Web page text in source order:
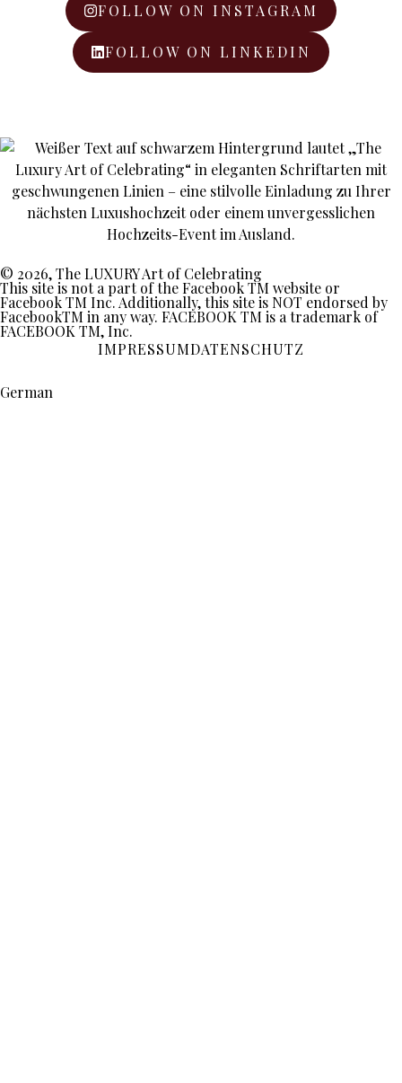
FOLLOW ON INSTAGRAM
FOLLOW ON LINKEDIN
© 2026, The LUXURY Art of Celebrating
This site is not a part of the Facebook TM website or
Facebook TM Inc. Additionally, this site is NOT endorsed by
FacebookTM in any way. FACEBOOK TM is a trademark of
FACEBOOK TM, Inc.
IMPRESSUMDATENSCHUTZ
German